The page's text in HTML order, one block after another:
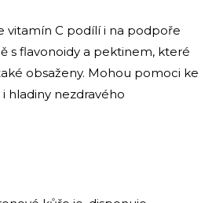
vitamín C podílí i na podpoře
s flavonoidy a pektinem, které
obsaženy. Mohou pomoci ke
hladiny nezdravého